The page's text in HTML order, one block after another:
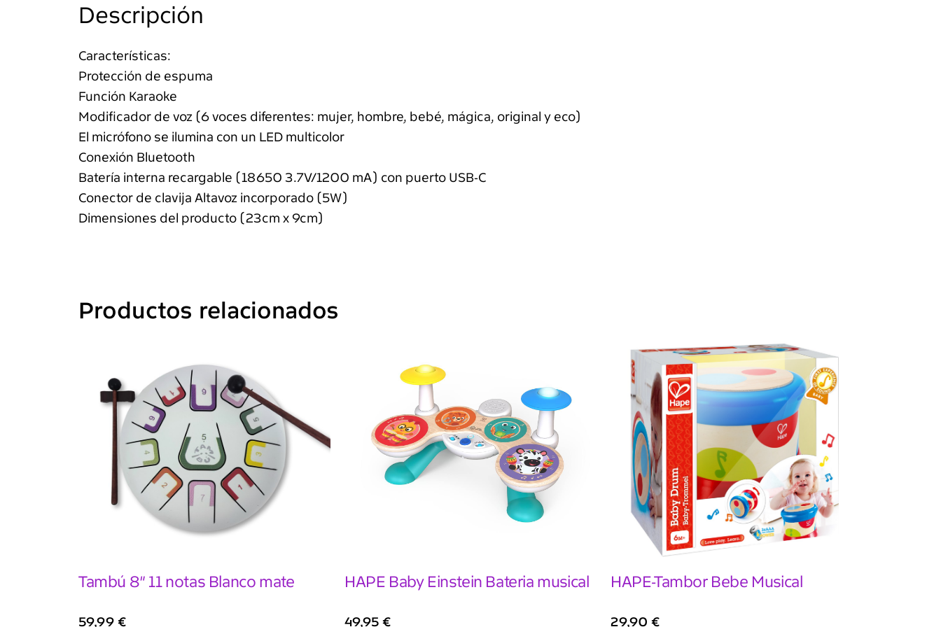
Descripción
Características:
Protección de espuma
Función Karaoke
Modificador de voz (6 voces diferentes: mujer, hombre, bebé, mágica, original y eco)
El micrófono se ilumina con un LED multicolor
Conexión Bluetooth
Batería interna recargable (18650 3.7V/1200 mA) con puerto USB-C
Conector de clavija Altavoz incorporado (5W)
Dimensiones del producto (23cm x 9cm)
Productos relacionados
Tambú 8″ 11 notas Blanco mate
59,99 €
HAPE Baby Einstein Bateria musical
49,95 €
HAPE-Tambor Bebe Musical
29,90 €